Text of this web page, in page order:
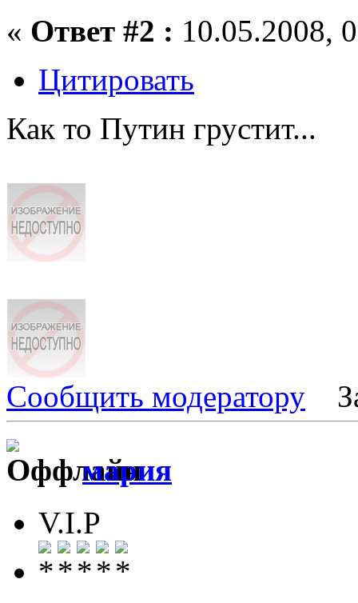
« Ответ #2 : 10.05.2008,
Цитировать
Как то Путин грустит...
Сообщить модератору
мария
V.I.P